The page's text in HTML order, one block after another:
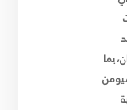
بما